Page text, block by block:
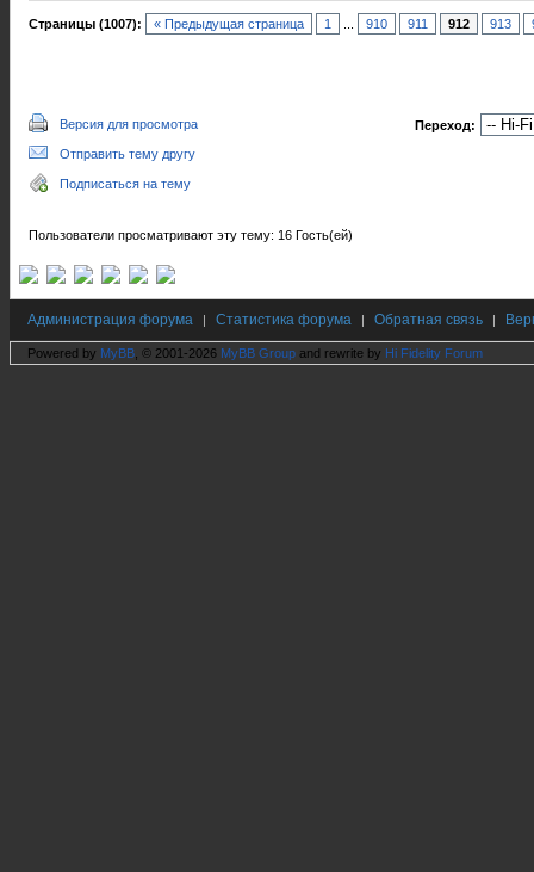
Страницы (1007): « Предыдущая страница 1 910 911 912 913
Версия для просмотра
Отправить тему другу
Подписаться на тему
Переход:
Пользователи просматривают эту тему: 16 Гость(ей)
Администрация форума | Статистика форума | Обратная связь |
Powered by MyBB , © 2001-2026 MyBB Group and rewrite by Hi Fidelity Forum